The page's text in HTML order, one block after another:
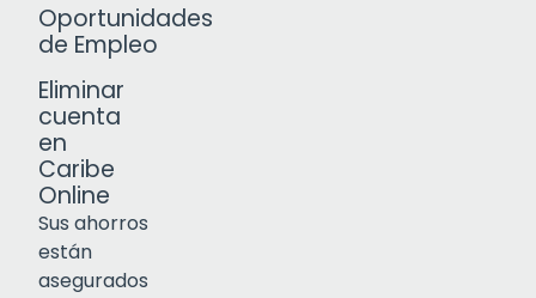
Oportunidades
de Empleo
Eliminar
cuenta
en
Caribe
Online
Sus ahorros
están
asegurados